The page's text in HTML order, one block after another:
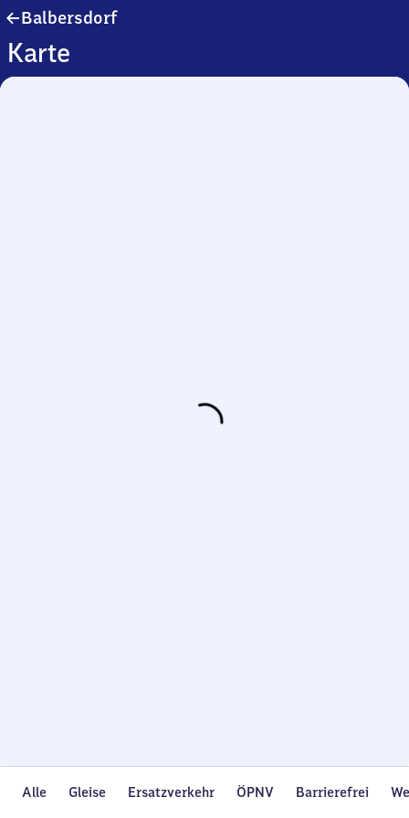
BalbersdorfBalbersdorf
Karte
Alle Gleise Ersatzverkehr ÖPNV Barrierefrei
Wird